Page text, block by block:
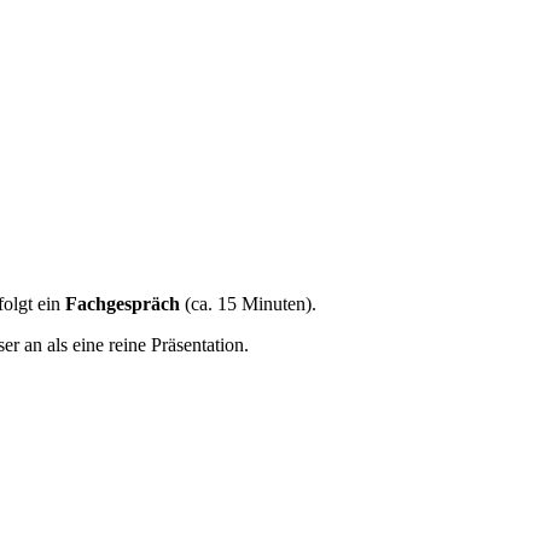
ein Fachgespräch (ca. 15 Minuten).
an als eine reine Präsentation.